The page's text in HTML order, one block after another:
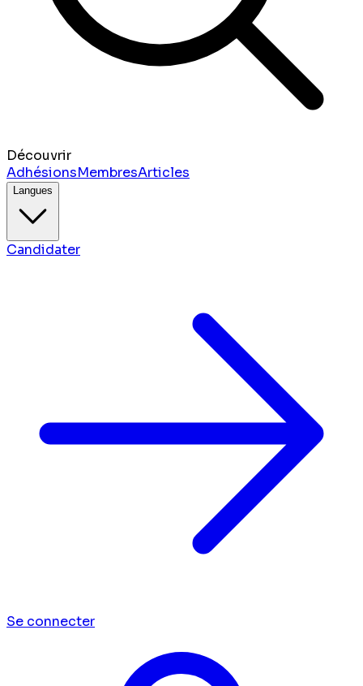
Découvrir
AdhésionsMembresArticles
Langues
Candidater
Se connecter